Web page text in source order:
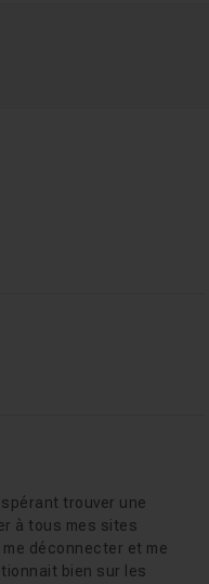
trouver une
à tous mes sites
déconnecter et me
bien sur les